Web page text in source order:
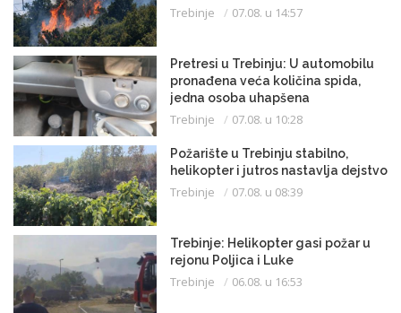
Trebinje 07.08. u 14:57
Pretresi u Trebinju: U automobilu
pronađena veća količina spida,
jedna osoba uhapšena
Trebinje 07.08. u 10:28
Požarište u Trebinju stabilno,
helikopter i jutros nastavlja dejstvo
Trebinje 07.08. u 08:39
Trebinje: Helikopter gasi požar u
rejonu Poljica i Luke
Trebinje 06.08. u 16:53